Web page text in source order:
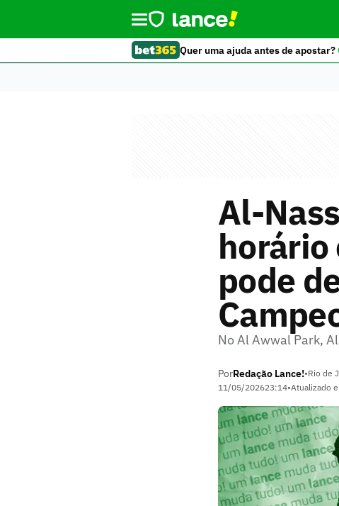
Quer uma ajuda antes de apostar?
Al-
horário
pode
No Al Awwal Park,
PorRedação Lance!•Rio de
11/05/202623:14•Atualizado